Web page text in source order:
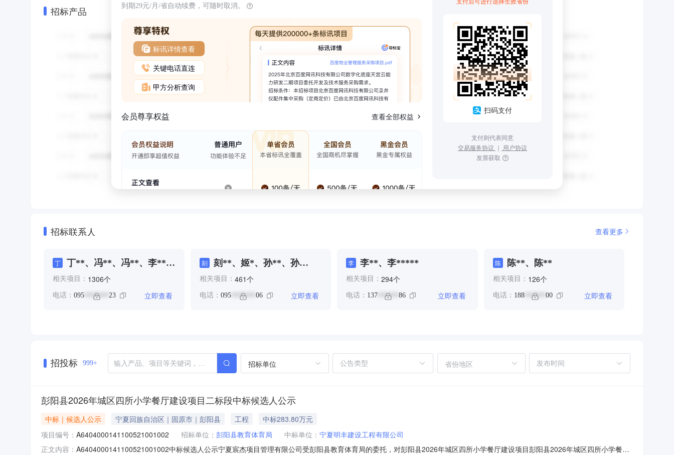
招标产品 到期29元/月/省自动续费，可随时取消。
标讯详情查看
关键电话直连
甲方分析查询
会员尊享权益 查看全部权益
扫码支付
支付则代表同意
交易服务协议 ｜ 用户协议
发票获取
招标联系人 查看更多
丁
丁**、冯**、冯**、李**、
贾**
相关项目： 1306个
电话： 095 ******* 23 立即查看
刻
刻**、姬*、孙**、孙
**、王*、王**、王**、王
相关项目： 461个
电话： 095******* 06 立即查看
李 李**、李*****
相关项目： 294个
电话： 137 ****** 86 立即查看
陈 陈**、陈**
相关项目： 126个
电话： 188****** 00 立即查看
招投标 999+ 招标单位 省份地区
彭阳县2026年城区四所小学餐厅建设项目二标段中标候选人公示
中标｜候选人公示 宁夏回族自治区｜固原市｜彭阳县 工程
中标283.80万元
项目编号： A6404000141100521001002 招标单位： 彭阳县教育体育局 中标单位： 宁夏明丰建设工程有限公司
正文内容： A6404000141100521001002中标候选人公示宁夏宸杰项目管理有限公司受彭阳县教育体育局的委托，对彭阳县2026年城区四所小学餐厅建设项目彭阳县2026年城区四所小学餐厅